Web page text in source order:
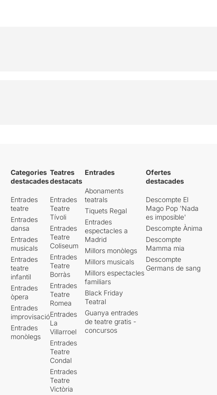
Categories
destacades
Entrades
teatre
Entrades
dansa
Entrades
musicals
Entrades
teatre
infantil
Entrades
òpera
Entrades
improvisació
Entrades
monòlegs
Teatres
destacats
Entrades
Teatre
Tívoli
Entrades
Teatre
Coliseum
Entrades
Teatre
Borràs
Entrades
Teatre
Romea
Entrades
La
Villarroel
Entrades
Teatre
Condal
Entrades
Teatre
Victòria
Entrades
Abonaments
teatrals
Tiquets Regal
Entrades
espectacles a
Madrid
Millors monòlegs
Millors musicals
Millors espectacles
familiars
Black Friday
Teatral
Guanya entrades
de teatre gratis -
concursos
Ofertes
destacades
Descompte El
Mago Pop 'Nada
es imposible'
Descompte Ànima
Descompte
Mamma mia
Descompte
Germans de sang